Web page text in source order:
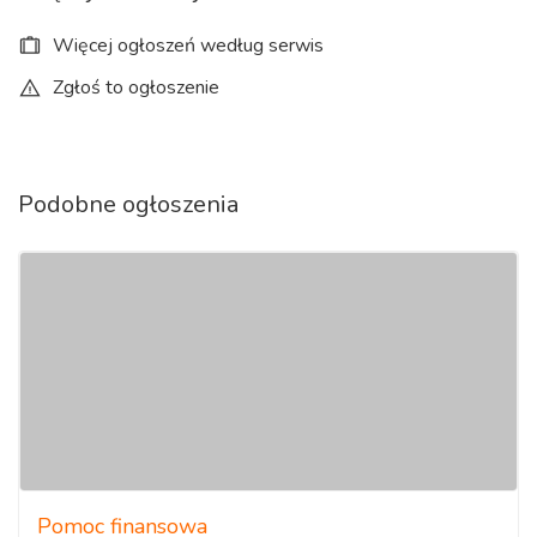
- wyłączenie szpiegowania Microsoft
- konserwacje oraz czyszczenie systemowe i sprzętowe
- wymiana wadliwie działających podzespołów ( karty
graficzne, płyty główne, matryce, klawiatury, zawiasy, itp.)
- testowanie, diagnostyka i ocena żywotności dysków
Więcej ogłoszeń według serwis
Zgłoś to ogłoszenie
Podobne ogłoszenia
Pomoc finansowa